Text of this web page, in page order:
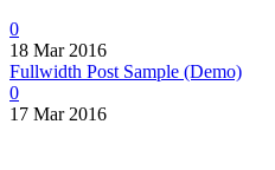
0
18 Mar 2016
Fullwidth Post Sample (Demo)
0
17 Mar 2016